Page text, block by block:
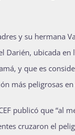
y su hermana
Darién, ubicada
y que es
más peligrosas
publicó que “al
cruzaron el